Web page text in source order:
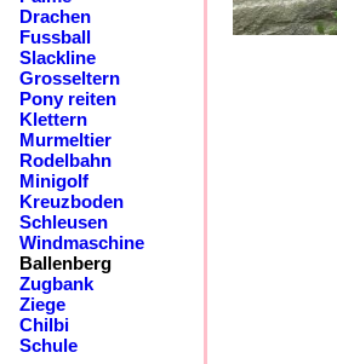
Drachen
Fussball
Slackline
Grosseltern
Pony reiten
Klettern
Murmeltier
Rodelbahn
Minigolf
Kreuzboden
Schleusen
Windmaschine
Ballenberg
Zugbank
Ziege
Chilbi
Schule